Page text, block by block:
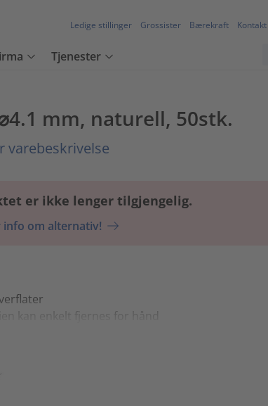
Ledige stillinger Grossister Bærekraft Kontakt
Tjenester
mm, naturell, 50stk.
varebeskrivelse
er ikke lenger tilgjengelig.
om alternativ!
kan enkelt fjernes for hånd